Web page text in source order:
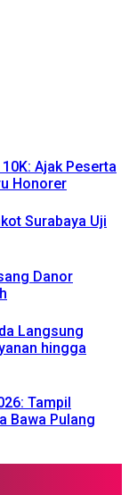
Ajak Peserta
Honorer
Surabaya Uji
Danor
Langsung
hingga
Tampil
Bawa Pulang